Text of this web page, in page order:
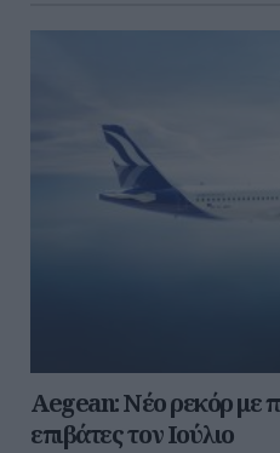
Aegean: Νέο ρεκόρ με
επιβάτες τον Ιούλιο